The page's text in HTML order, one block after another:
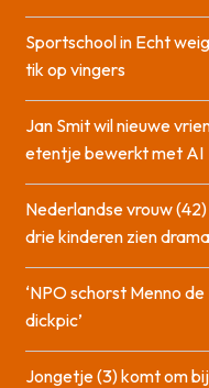
Sportschool in Echt
tik op vingers
Jan Smit wil nieuwe
etentje bewerkt met AI
Nederlandse vrouw
drie kinderen zien
‘NPO schorst Menno
dickpic’
Jongetje (3) komt om